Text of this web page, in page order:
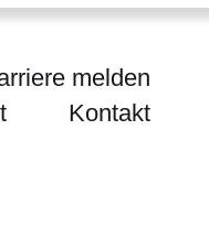
melden
Kontakt